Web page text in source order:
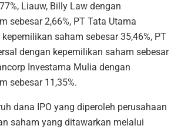
Liauw, Billy Law dengan
sebesar 2,66%, PT Tata Utama
saham sebesar 35,46%, PT
dengan kepemilikan saham sebesar
Investama Mulia dengan
sebesar 11,35%.
dana IPO yang diperoleh perusahaan
saham yang ditawarkan melalui